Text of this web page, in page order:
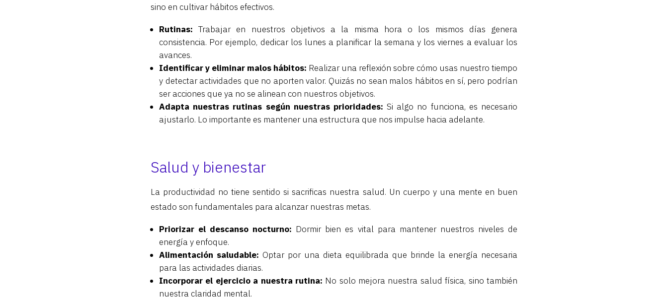
sino en cultivar hábitos efectivos.
Rutinas: Trabajar en nuestros objetivos a la misma hora o los mismos días genera
consistencia. Por ejemplo, dedicar los lunes a planificar la semana y los viernes a evaluar los
avances.
Identificar y eliminar malos hábitos: Realizar una reflexión sobre cómo usas nuestro tiempo
y detectar actividades que no aporten valor. Quizás no sean malos hábitos en sí, pero podrían
ser acciones que ya no se alinean con nuestros objetivos.
Adapta nuestras rutinas según nuestras prioridades: Si algo no funciona, es necesario
ajustarlo. Lo importante es mantener una estructura que nos impulse hacia adelante.
Salud y bienestar
La productividad no tiene sentido si sacrificas nuestra salud. Un cuerpo y una mente en buen
estado son fundamentales para alcanzar nuestras metas.
Priorizar el descanso nocturno: Dormir bien es vital para mantener nuestros niveles de
energía y enfoque.
Alimentación saludable: Optar por una dieta equilibrada que brinde la energía necesaria
para las actividades diarias.
Incorporar el ejercicio a nuestra rutina: No solo mejora nuestra salud física, sino también
nuestra claridad mental.